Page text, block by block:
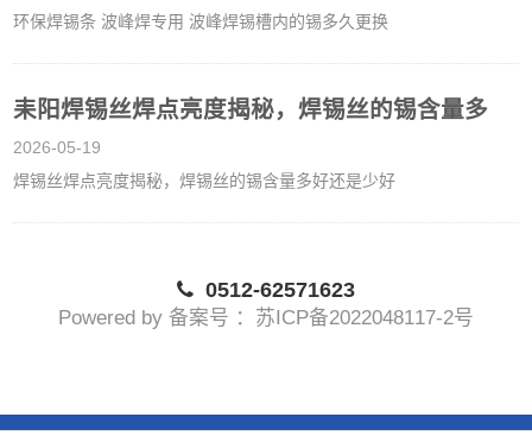
环保焊锡条 波峰焊专用 波峰焊锡槽内的锡多久更换
耒阳焊锡丝焊点亮度揭秘，焊锡丝的锡含量多
2026-05-19
焊锡丝焊点亮度揭秘，焊锡丝的锡含量多好还是少好
0512-62571623
Powered by 备案号 ：苏ICP备2022048117-2号